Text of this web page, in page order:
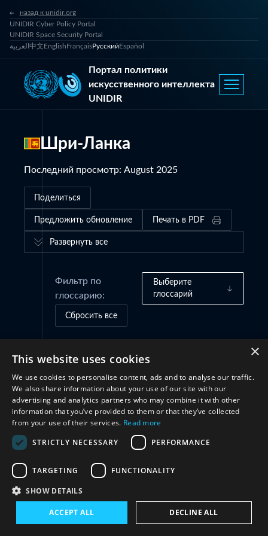
назад к unidir.org
UNIDIR Cyber Policy Portal
UNIDIR Space Security Portal
العربية 中文EnglishFrançaisРусскийEspañol
Портал политики
искусственного интеллекта
UNIDIR
Шри-Ланка
Последний просмотр: August 2025
Поделиться
Предложить обновление Печать в PDF
Развернуть все
Фильтр по
глоссарию:
Выберите
глоссарий
Сбросить все
Рамки управления (3)
Практики и инициативы (4)
Сотрудничество (3)
×
This website uses cookies
We use cookies to personalise content, ads and to analyse our traffic.
We also share information about your use of our site with our
advertising and analytics partners who may combine it with other
information that you’ve provided to them or that they’ve collected
from your use of their services. Read more
STRICTLY NECESSARY
PERFORMANCE
TARGETING FUNCTIONALITY
SHOW DETAILS
ACCEPT ALL DECLINE ALL